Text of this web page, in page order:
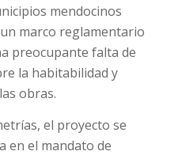
mendocinos
marco reglamentario
preocupante falta de
la habitabilidad y
obras.
el proyecto se
en el mandato de